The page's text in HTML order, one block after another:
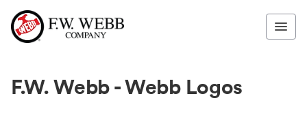
F.W. Webb - Webb Logos